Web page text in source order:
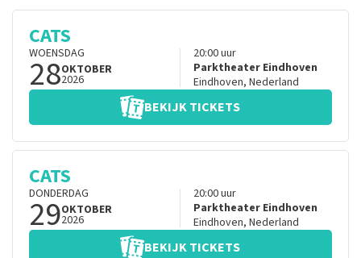
CATS
WOENSDAG
28OKTOBER
2026
20:00uur
Parktheater Eindhoven
Eindhoven, Nederland
BEKIJK TICKETS
CATS
DONDERDAG
29OKTOBER
2026
20:00uur
Parktheater Eindhoven
Eindhoven, Nederland
BEKIJK TICKETS